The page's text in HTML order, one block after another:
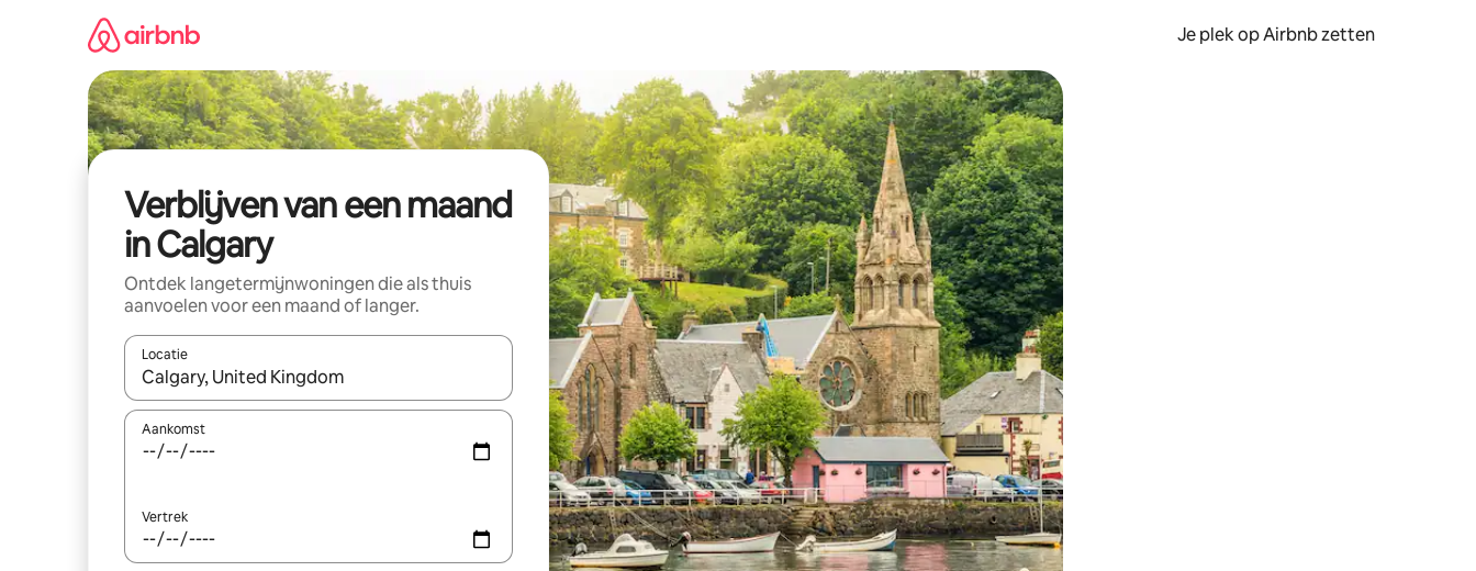
Je plek op Airbnb zetten
Verblijven van een maand
in Calgary
Ontdek langetermijnwoningen die als thuis
aanvoelen voor een maand of langer.
Locatie
Wanneer er resultaten beschikbaar zijn, maak je een keuze met je de pijltjestoetsen omhoog en omlaag, óf door te tikken of swipen.
Aankomst
Vertrek